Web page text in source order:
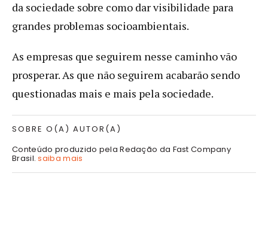
da sociedade sobre como dar visibilidade para
grandes problemas socioambientais.
As empresas que seguirem nesse caminho vão
prosperar. As que não seguirem acabarão sendo
questionadas mais e mais pela sociedade.
SOBRE O(A) AUTOR(A)
Conteúdo produzido pela Redação da Fast Company
Brasil.saiba mais